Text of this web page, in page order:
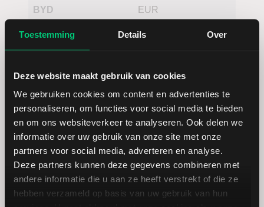
Toestemming Details Over
Deze website maakt gebruik van cookies
We gebruiken cookies om content en advertenties te
personaliseren, om functies voor social media te bieden
en om ons websiteverkeer te analyseren. Ook delen we
informatie over uw gebruik van onze site met onze
partners voor social media, adverteren en analyse.
Deze partners kunnen deze gegevens combineren met
andere informatie die u aan ze heeft verstrekt of die ze
hebben verzameld op basis van uw gebruik van hun
BYD EUR
Mercedes-
BMW
General
Motors
USD
Volkswagen
Vz.
EUR